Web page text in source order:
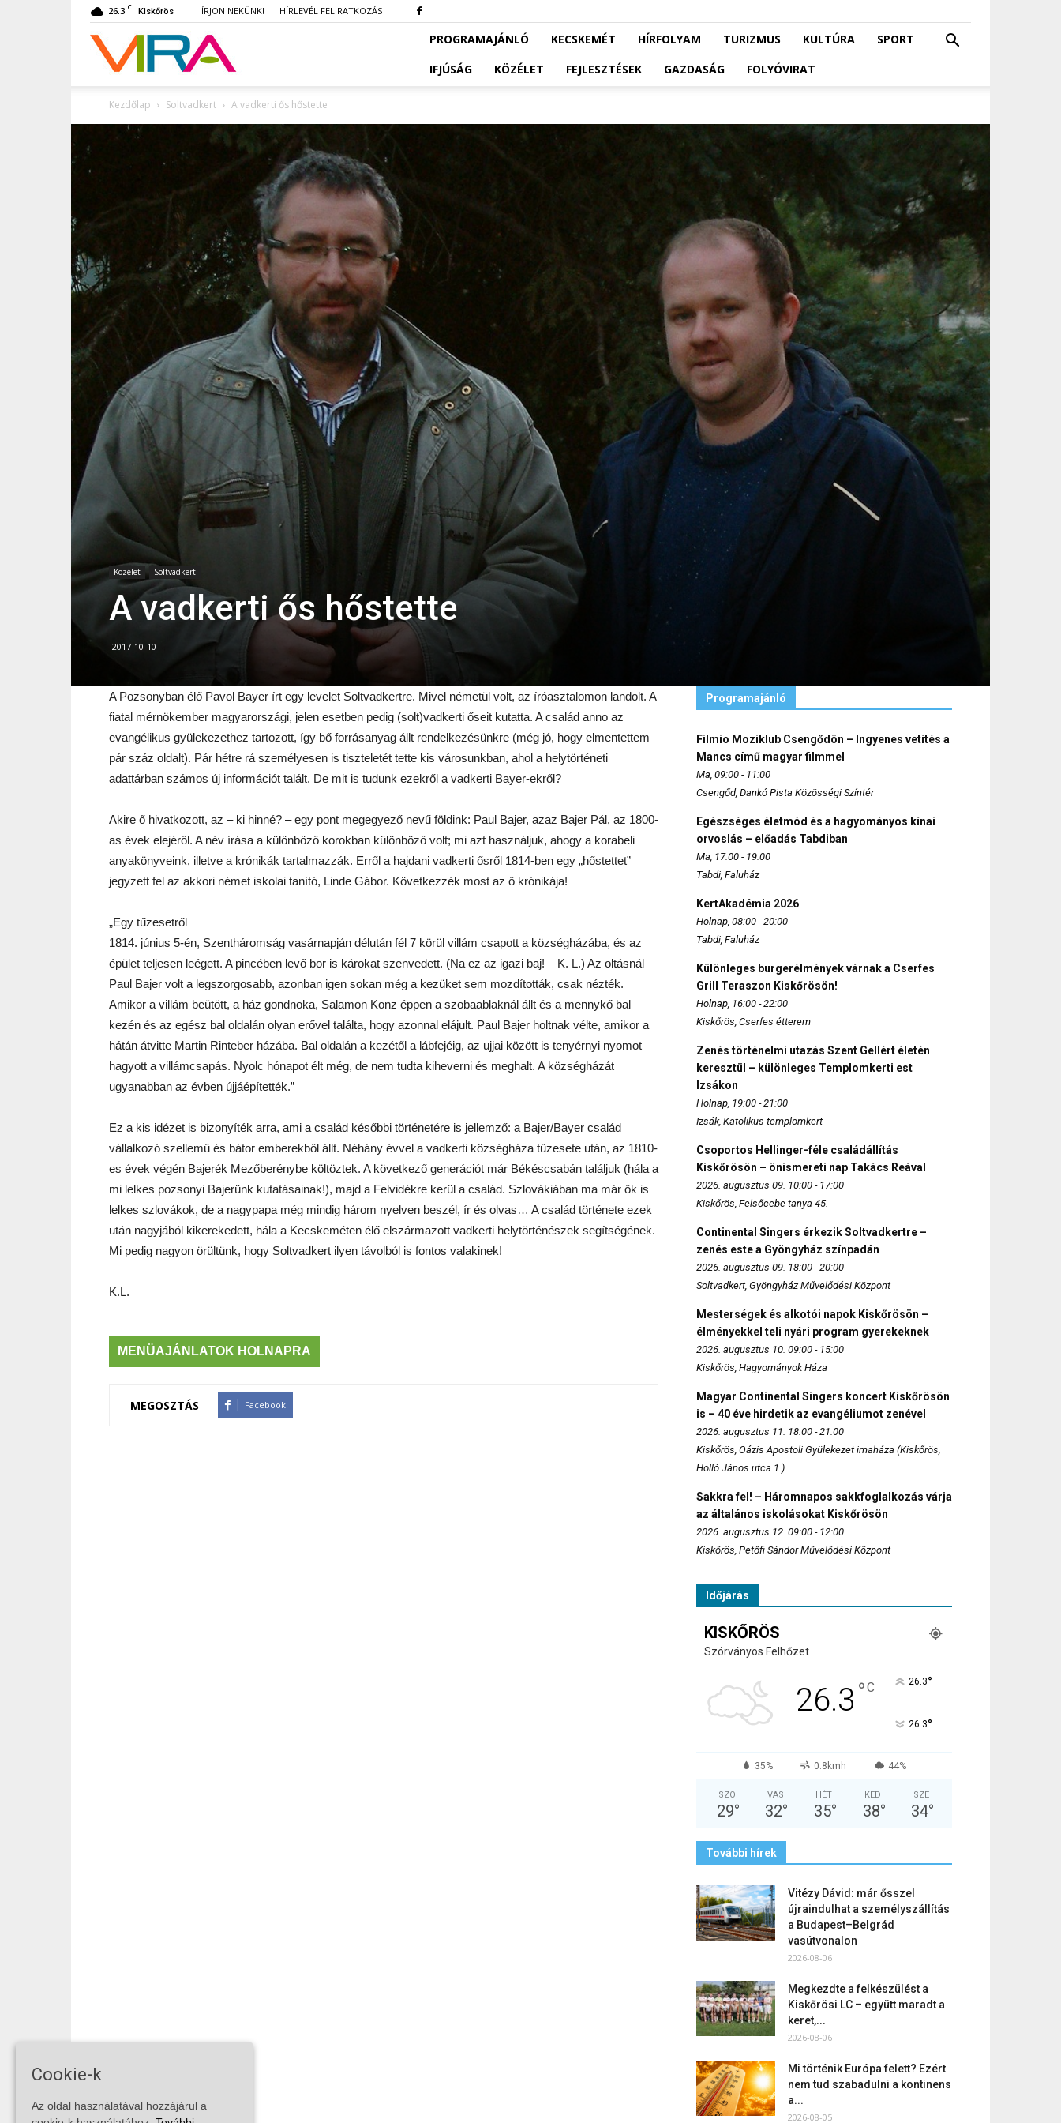
26.3 C Kiskőrös ÍRJON NEKÜNK! HÍRLEVÉL FELIRATKOZÁS
VIRA PROGRAMAJÁNLÓ KECSKEMÉT HÍRFOLYAM TURIZMUS KULTÚRA
SPORT
IFJÚSÁG
KÖZÉLET FEJLESZTÉSEK GAZDASÁG FOLYÓVIRAT
Kezdőlap Soltvadkert A vadkerti ős hőstette
Közélet Soltvadkert
A vadkerti ős hőstette
2017-10-10
A Pozsonyban élő Pavol Bayer írt egy levelet Soltvadkertre. Mivel németül volt, az íróasztalomon landolt. A
fiatal mérnökember magyarországi, jelen esetben pedig (solt)vadkerti őseit kutatta. A család anno az
evangélikus gyülekezethez tartozott, így bő forrásanyag állt rendelkezésünkre (még jó, hogy elmentettem
pár száz oldalt). Pár hétre rá személyesen is tiszteletét tette kis városunkban, ahol a helytörténeti
adattárban számos új információt talált. De mit is tudunk ezekről a vadkerti Bayer-ekről?
Akire ő hivatkozott, az – ki hinné? – egy pont megegyező nevű földink: Paul Bajer, azaz Bajer Pál, az 1800-
as évek elejéről. A név írása a különböző korokban különböző volt; mi azt használjuk, ahogy a korabeli
anyakönyveink, illetve a krónikák tartalmazzák. Erről a hajdani vadkerti ősről 1814-ben egy „hőstettet”
jegyzett fel az akkori német iskolai tanító, Linde Gábor. Következzék most az ő krónikája!
„Egy tűzesetről
1814. június 5-én, Szentháromság vasárnapján délután fél 7 körül villám csapott a községházába, és az
épület teljesen leégett. A pincében levő bor is károkat szenvedett. (Na ez az igazi baj! – K. L.) Az oltásnál
Paul Bajer volt a legszorgosabb, azonban igen sokan még a kezüket sem mozdították, csak nézték.
Amikor a villám beütött, a ház gondnoka, Salamon Konz éppen a szobaablaknál állt és a mennykő bal
kezén és az egész bal oldalán olyan erővel találta, hogy azonnal elájult. Paul Bajer holtnak vélte, amikor a
hátán átvitte Martin Rinteber házába. Bal oldalán a kezétől a lábfejéig, az ujjai között is tenyérnyi nyomot
hagyott a villámcsapás. Nyolc hónapot élt még, de nem tudta kiheverni és meghalt. A községházát
ugyanabban az évben újjáépítették.”
Ez a kis idézet is bizonyíték arra, ami a család későbbi történetére is jellemző: a Bajer/Bayer család
vállalkozó szellemű és bátor emberekből állt. Néhány évvel a vadkerti községháza tűzesete után, az 1810-
es évek végén Bajerék Mezőberénybe költöztek. A következő generációt már Békéscsabán találjuk (hála a
mi lelkes pozsonyi Bajerünk kutatásainak!), majd a Felvidékre kerül a család. Szlovákiában ma már ők is
lelkes szlovákok, de a nagypapa még mindig három nyelven beszél, ír és olvas… A család története ezek
után nagyjából kikerekedett, hála a Kecskeméten élő elszármazott vadkerti helytörténészek segítségének.
Mi pedig nagyon örültünk, hogy Soltvadkert ilyen távolból is fontos valakinek!
K.L.
MENÜAJÁNLATOK HOLNAPRA
MEGOSZTÁS Facebook
Programajánló
Filmio Moziklub Csengődön – Ingyenes vetítés a
Mancs című magyar filmmel
Ma, 09:00 - 11:00
Csengőd, Dankó Pista Közösségi Színtér
Egészséges életmód és a hagyományos kínai
orvoslás – előadás Tabdiban
Ma, 17:00 - 19:00
Tabdi, Faluház
KertAkadémia 2026
Holnap, 08:00 - 20:00
Tabdi, Faluház
Különleges burgerélmények várnak a Cserfes
Grill Teraszon Kiskőrösön!
Holnap, 16:00 - 22:00
Kiskőrös, Cserfes étterem
Zenés történelmi utazás Szent Gellért életén
keresztül – különleges Templomkerti est
Izsákon
Holnap, 19:00 - 21:00
Izsák, Katolikus templomkert
Csoportos Hellinger-féle családállítás
Kiskőrösön – önismereti nap Takács Reával
2026. augusztus 09. 10:00 - 17:00
Kiskőrös, Felsőcebe tanya 45.
Continental Singers érkezik Soltvadkertre –
zenés este a Gyöngyház színpadán
2026. augusztus 09. 18:00 - 20:00
Soltvadkert, Gyöngyház Művelődési Központ
Mesterségek és alkotói napok Kiskőrösön –
élményekkel teli nyári program gyerekeknek
2026. augusztus 10. 09:00 - 15:00
Kiskőrös, Hagyományok Háza
Magyar Continental Singers koncert Kiskőrösön
is – 40 éve hirdetik az evangéliumot zenével
2026. augusztus 11. 18:00 - 21:00
Kiskőrös, Oázis Apostoli Gyülekezet imaháza (Kiskőrös,
Holló János utca 1.)
Sakkra fel! – Háromnapos sakkfoglalkozás várja
az általános iskolásokat Kiskőrösön
2026. augusztus 12. 09:00 - 12:00
Kiskőrös, Petőfi Sándor Művelődési Központ
Időjárás
KISKŐRÖS
Szórványos Felhőzet
26.3 °C 26.3°
26.3°
35% 0.8kmh 44%
SZO
29°
VAS
32°
HÉT
35°
KED
38°
SZE
34°
További hírek
Vitézy Dávid: már ősszel
újraindulhat a személyszállítás
a Budapest–Belgrád
vasútvonalon
2026-08-06
Megkezdte a felkészülést a
Kiskőrösi LC – együtt maradt a
keret,...
2026-08-06
Mi történik Európa felett? Ezért
nem tud szabadulni a kontinens
a...
2026-08-05
Cookie-k
Az oldal használatával hozzájárul a